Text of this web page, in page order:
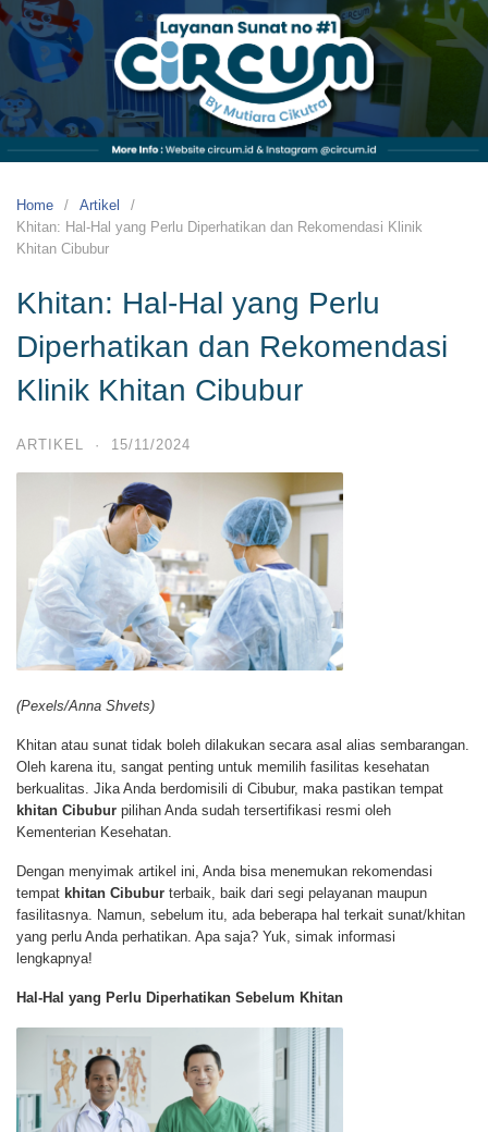
Skip
to
content
Circum
by
Mutiara
Cikutra
Sunat
Anak
dan
No
Home
Artikel
Khitan: Hal-Hal yang Perlu Diperhatikan dan Rekomendasi Klinik
Khitan Cibubur
Khitan: Hal-Hal yang Perlu
Diperhatikan dan Rekomendasi
Klinik Khitan Cibubur
ARTIKEL · 15/11/2024
(Pexels/Anna Shvets)
Khitan atau sunat tidak boleh dilakukan secara asal alias sembarangan.
Oleh karena itu, sangat penting untuk memilih fasilitas kesehatan
berkualitas. Jika Anda berdomisili di Cibubur, maka pastikan tempat
khitan Cibubur pilihan Anda sudah tersertifikasi resmi oleh
Kementerian Kesehatan.
Dengan menyimak artikel ini, Anda bisa menemukan rekomendasi
tempat khitan Cibubur terbaik, baik dari segi pelayanan maupun
fasilitasnya. Namun, sebelum itu, ada beberapa hal terkait sunat/khitan
yang perlu Anda perhatikan. Apa saja? Yuk, simak informasi
lengkapnya!
Hal-Hal yang Perlu Diperhatikan Sebelum Khitan